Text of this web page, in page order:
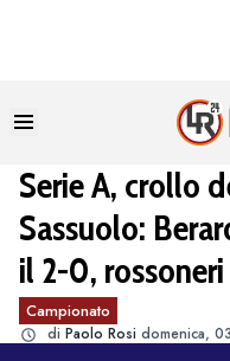
Serie A, crollo
Sassuolo:
il 2-0,
Campionato
di Paolo Rosi domenica,